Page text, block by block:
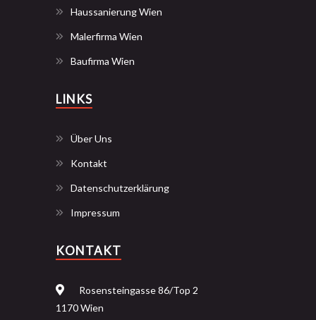
Haussanierung Wien
Malerfirma Wien
Baufirma Wien
LINKS
Über Uns
Kontakt
Datenschutzerklärung
Impressum
KONTAKT
Rosensteingasse 86/Top 2
1170 Wien